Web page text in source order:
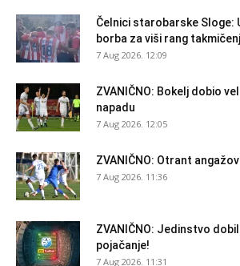
Čelnici starobarske Sloge:
borba za viši rang
7 Aug 2026. 12:09
ZVANIČNO: Bokelj dobio
napadu
7 Aug 2026. 12:05
ZVANIČNO: Otrant
7 Aug 2026. 11:36
ZVANIČNO: Jedinstvo
pojačanje!
7 Aug 2026. 11:31